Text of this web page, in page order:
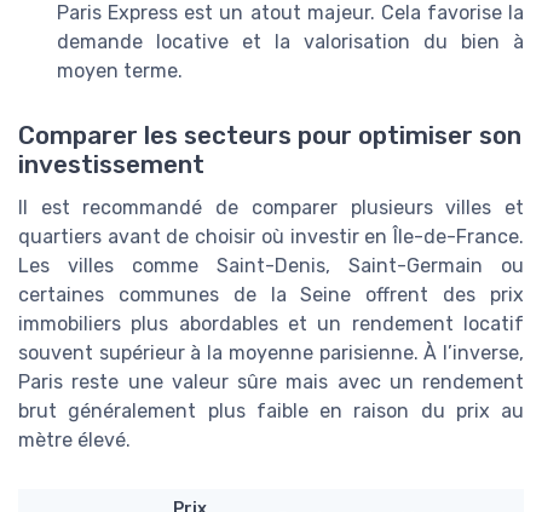
Paris Express est un atout majeur. Cela favorise la
demande locative et la valorisation du bien à
moyen terme.
Comparer les secteurs pour optimiser son
investissement
Il est recommandé de comparer plusieurs villes et
quartiers avant de choisir où investir en Île-de-France.
Les villes comme Saint-Denis, Saint-Germain ou
certaines communes de la Seine offrent des prix
immobiliers plus abordables et un rendement locatif
souvent supérieur à la moyenne parisienne. À l’inverse,
Paris reste une valeur sûre mais avec un rendement
brut généralement plus faible en raison du prix au
mètre élevé.